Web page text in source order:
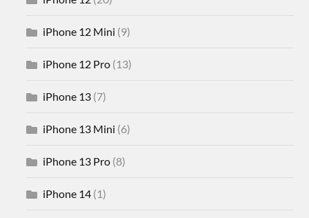
iPhone 12 Mini (9)
iPhone 12 Pro (13)
iPhone 13 (7)
iPhone 13 Mini (6)
iPhone 13 Pro (8)
iPhone 14 (1)